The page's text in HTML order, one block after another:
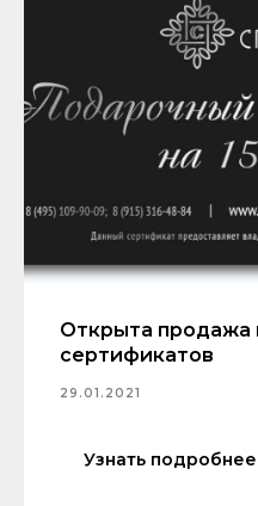
Открыта продажа
сертификатов
29.01.2021
Узнать подробнее